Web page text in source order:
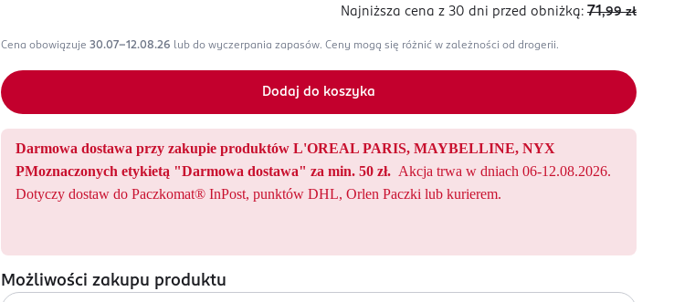
Najniższa cena z 30 dni przed obniżką: 71,99 zł
Cena obowiązuje 30.07-12.08.26 lub do wyczerpania zapasów. Ceny mogą się różnić w zależności od drogerii.
Dodaj do koszyka
Darmowa dostawa przy zakupie produktów L'OREAL PARIS, MAYBELLINE, NYX
PMoznaczonych etykietą "Darmowa dostawa" za min. 50 zł. Akcja trwa w dniach 06-12.08.2026.
Dotyczy dostaw do Paczkomat® InPost, punktów DHL, Orlen Paczki lub kurierem.
Możliwości zakupu produktu